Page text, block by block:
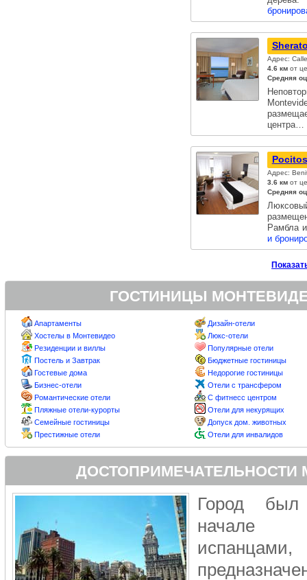
Адрес:
4.6 кмот
Средняя
центра…
Адрес:
3.6 кмот
Средняя
Рамбла
и
ГОСТИНИЦЫ
Апартаменты
Хостелы в Монтевидео
Резиденции и виллы
Постель и Завтрак
Гостевые дома
Бизнес-отели
Романтические отели
Пляжные отели-курорты
Семейные гостиницы
Престижные отели
Дизайн-отели
Люкс-отели
Популярные отели
Бюджетные гостиницы
Недорогие гостиницы
Отели с трансфером
С фитнесс центром
Отели для некурящих
Допуск дом. животных
Отели для инвалидов
ДОСТОПРИМЕЧАТЕЛЬНОСТИ
Город
начале